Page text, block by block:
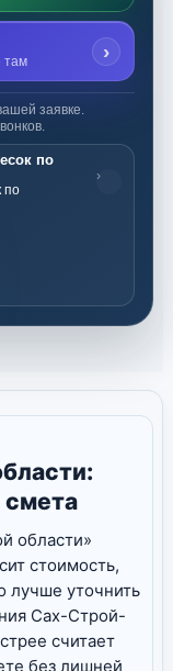
там ›
заявке.
по
по
›
смета
области»
стоимость,
лучше уточнить
Сах-Строй-
считает
без лишней